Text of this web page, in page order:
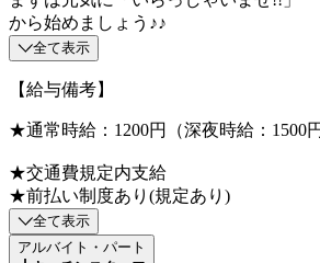
から始めましょう♪♪
全て表示
【給与備考】
★通常時給：1200円（深夜時給：1500円
★交通費規定内支給
★前払い制度あり(規定あり)
全て表示
アルバイト・パート